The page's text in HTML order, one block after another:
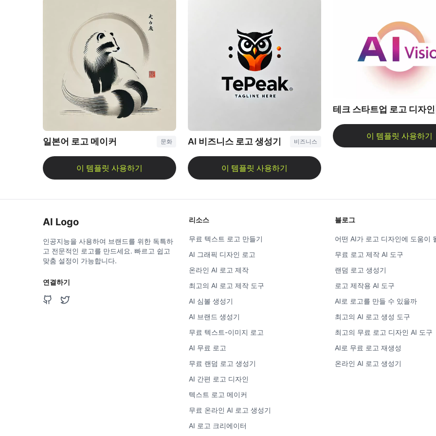
일본어 로고 메이커 문화 AI 비즈니스 로고 생성기 비즈니스
테크 스타트업 로고 디자인
AI Logo
인공지능을 사용하여 브랜드를 위한 독특하
고 전문적인 로고를 만드세요. 빠르고 쉽고
맞춤 설정이 가능합니다.
연결하기
리소스
무료 텍스트 로고 만들기
AI 그래픽 디자인 로고
온라인 AI 로고 제작
최고의 AI 로고 제작 도구
AI 심볼 생성기
AI 브랜드 생성기
무료 텍스트-이미지 로고
AI 무료 로고
무료 랜덤 로고 생성기
AI 간편 로고 디자인
텍스트 로고 메이커
무료 온라인 AI 로고 생성기
AI 로고 크리에이터
블로그
어떤 AI가 로고 디자인에 도움이
무료 로고 제작 AI 도구
랜덤 로고 생성기
로고 제작용 AI 도구
AI로 로고를 만들 수 있을까
최고의 AI 로고 생성 도구
최고의 무료 로고 디자인 AI 도구
AI로 무료 로고 재생성
온라인 AI 로고 생성기